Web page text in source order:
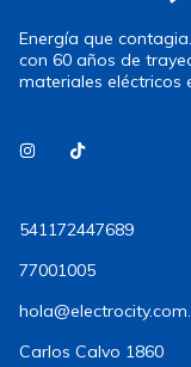
Energía que
con 60 años de
materiales eléctricos
541172447689
77001005
Carlos Calvo 1860